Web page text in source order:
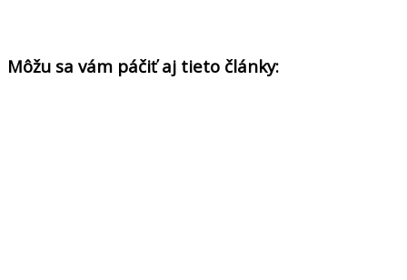
Môžu sa vám páčiť aj tieto články: